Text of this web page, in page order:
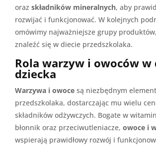
oraz składników mineralnych, aby
rozwijać i funkcjonować. W kolejnych
omówimy najważniejsze grupy
znaleźć się w diecie przedszkolaka.
Rola warzyw i owoców w
dziecka
Warzywa i owoce są niezbędnym
przedszkolaka, dostarczając mu wielu
składników odżywczych. Bogate w
błonnik oraz przeciwutleniacze, owoce i
wspierają prawidłowy rozwój i